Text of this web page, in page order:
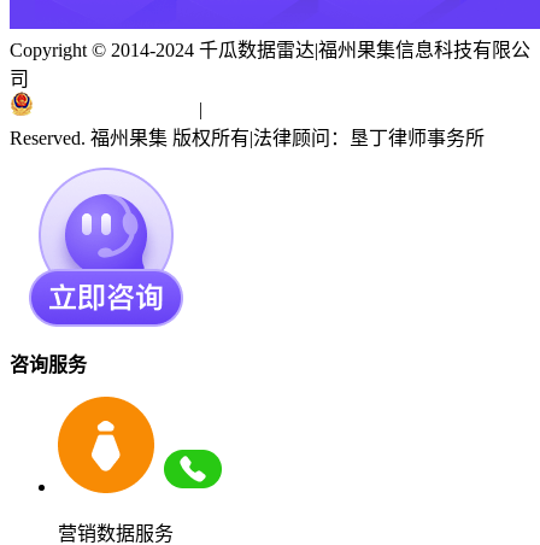
Copyright © 2014-2024 千瓜数据雷达|福州果集信息科技有限公
司
|
Reserved. 福州果集 版权所有|法律顾问：垦丁律师事务所
咨询服务
营销数据服务